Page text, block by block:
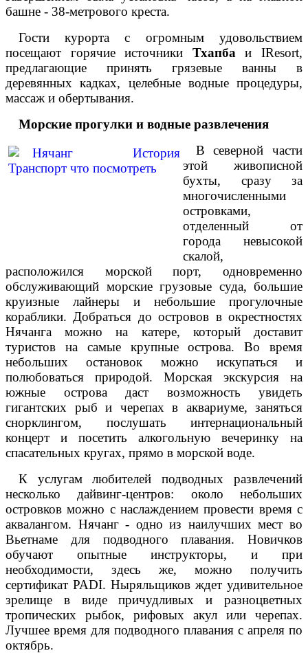
башне - 38-метрового креста.
Гости курорта с огромным удовольствием
посещают горячие источники ТхапбаиIResort,
предлагающие принять грязевые ванны в
деревянных кадках, целебные водные процедуры,
массаж и обертывания.
Морские прогулки и водные развлечения
В северной части
этой живописной
бухты, сразу за
многочисленными
островками,
отделенный от
города невысокой
скалой,
расположился морской порт, одновременно
обслуживающий морские грузовые суда, большие
круизные лайнеры и небольшие прогулочные
кораблики. Добраться до островов в окрестностях
Нячанга можно на катере, который доставит
туристов на самые крупные острова. Во время
небольших остановок можно искупаться и
полюбоваться природой. Морская экскурсия на
южные острова даст возможность увидеть
гигантских рыб и черепах в аквариуме, заняться
снорклингом, послушать интернациональный
концерт и посетить алкогольную вечеринку на
спасательных кругах, прямо в морской воде.
К услугам любителей подводных развлечений
несколько дайвинг-центров: около небольших
островков можно с наслаждением провести время с
аквалангом. Нячанг - одно из наилучших мест во
Вьетнаме для подводного плавания. Новичков
обучают опытные инструкторы, и при
необходимости, здесь же, можно получить
сертификат PADI. Ныряльщиков ждет удивительное
зрелище в виде причудливых и разноцветных
тропических рыбок, рифовых акул или черепах.
Лучшее время для подводного плавания с апреля по
октябрь.